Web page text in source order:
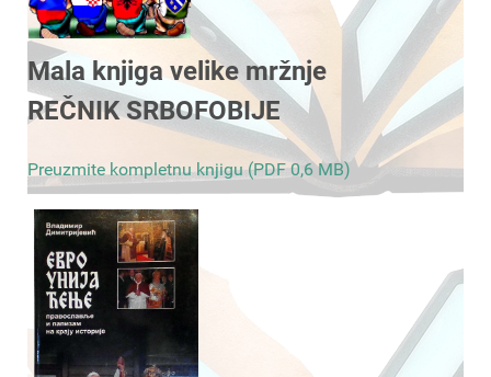
Mala knjiga velike mržnje
REČNIK SRBOFOBIJE
Preuzmite kompletnu knjigu (PDF 0,6 MB)